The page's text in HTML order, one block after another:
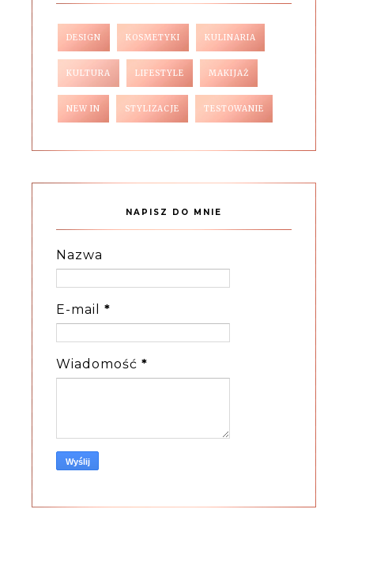
DESIGN KOSMETYKI KULINARIA
KULTURA LIFESTYLE MAKIJAŻ
NEW IN STYLIZACJE TESTOWANIE
NAPISZ DO MNIE
Nazwa
E-mail *
Wiadomość *